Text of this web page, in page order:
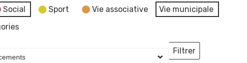
Social Sport Vie associative
Vie municipale
Filtrer
Lieux